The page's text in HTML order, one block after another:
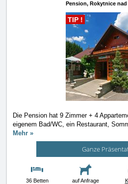
Pension, Rokytnice nad
TIP !
Die Pension hat 9 Zimmer + 4
eigenem Bad/WC, ein Restaurant,
Mehr »
Ganze
36 Betten auf Anfrage